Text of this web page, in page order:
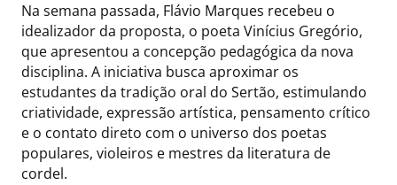
Na semana passada, Flávio Marques recebeu o
idealizador da proposta, o poeta Vinícius Gregório,
que apresentou a concepção pedagógica da nova
disciplina. A iniciativa busca aproximar os
estudantes da tradição oral do Sertão, estimulando
criatividade, expressão artística, pensamento crítico
e o contato direto com o universo dos poetas
populares, violeiros e mestres da literatura de
cordel.